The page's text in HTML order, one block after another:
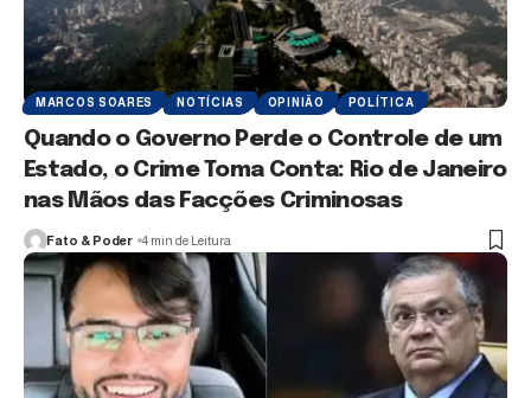
MARCOS SOARES NOTÍCIAS OPINIÃO POLÍTICA
Quando o Governo Perde o Controle de um
Estado, o Crime Toma Conta: Rio de Janeiro
nas Mãos das Facções Criminosas
Fato & Poder 4 min de Leitura